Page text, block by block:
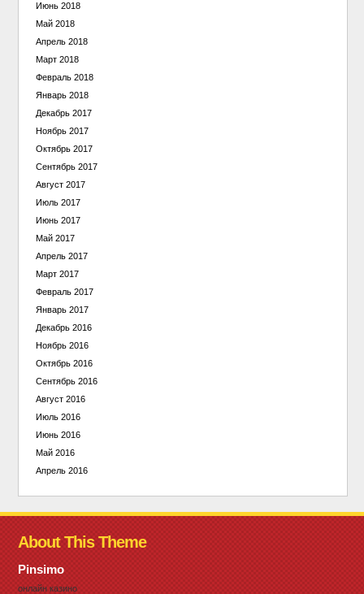
Июнь 2018
Май 2018
Апрель 2018
Март 2018
Февраль 2018
Январь 2018
Декабрь 2017
Ноябрь 2017
Октябрь 2017
Сентябрь 2017
Август 2017
Июль 2017
Июнь 2017
Май 2017
Апрель 2017
Март 2017
Февраль 2017
Январь 2017
Декабрь 2016
Ноябрь 2016
Октябрь 2016
Сентябрь 2016
Август 2016
Июль 2016
Июнь 2016
Май 2016
Апрель 2016
About This Theme
Pinsimo
онлайн казино